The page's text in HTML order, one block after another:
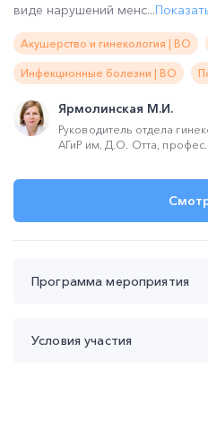
виде нарушений менс...
Акушерство и гинекология | ВО
Инфекционные болезни | ВО
Ярмолинская М.И.
Руководитель отдела
АГиР им. Д.О. Отта,
Программа мероприятия
Условия участия